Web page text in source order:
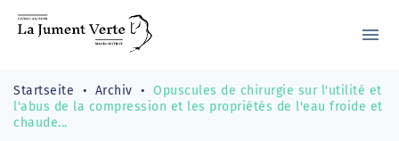
menu
Startseite Archiv
Opuscules de chirurgie sur l'utilité et
l'abus de la compression et les propriétés de l'eau froide et
chaude...